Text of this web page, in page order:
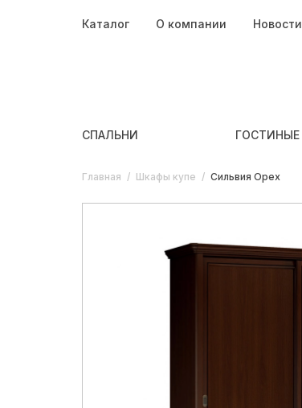
Каталог О компании Новости
СПАЛЬНИ ГОСТИНЫЕ
Главная / Шкафы купе / Сильвия Орех